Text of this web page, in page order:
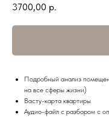
3700,00 р.
Подробный анализ
на все сферы жизни)
Васту-карта квартиры
Аудио-файл с разбором с